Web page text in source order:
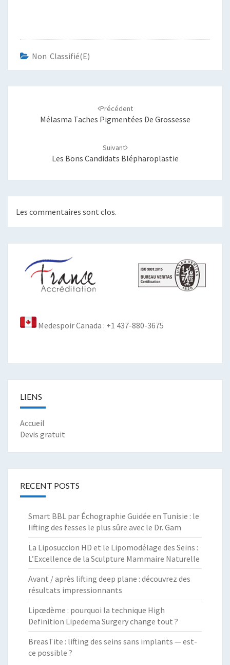
Non Classifié(e)
Précédent
Mélasma Taches Pigmentées De Grossesse
Suivant
Les Bons Candidats Blépharoplastie
Les commentaires sont clos.
Medespoir Canada : +1 437-880-3675
LIENS
Accueil
Devis gratuit
RECENT POSTS
Smart BBL par Échographie Guidée en Tunisie : le
lifting des fesses le plus sûre avec le Dr. Gam
La Liposuccion HD et le Lipomodélage des Seins :
L’Excellence de la Sculpture Mammaire Naturelle
Avant / après lifting deep plane : découvrez des
résultats impressionnants
Lipœdème : pourquoi la technique High
Definition Lipedema Surgery change tout ?
BreasTite : lifting des seins sans implants — est-
ce possible ?